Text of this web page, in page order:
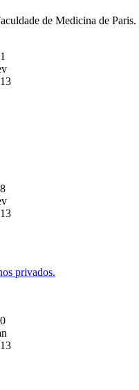
de Medicina de
privados.